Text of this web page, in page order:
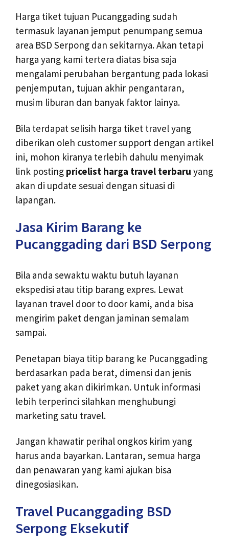
Harga tiket tujuan Pucanggading sudah
termasuk layanan jemput penumpang semua
area BSD Serpong dan sekitarnya. Akan tetapi
harga yang kami tertera diatas bisa saja
mengalami perubahan bergantung pada lokasi
penjemputan, tujuan akhir pengantaran,
musim liburan dan banyak faktor lainya.
Bila terdapat selisih harga tiket travel yang
diberikan oleh customer support dengan artikel
ini, mohon kiranya terlebih dahulu menyimak
link posting pricelist harga travel terbaru yang
akan di update sesuai dengan situasi di
lapangan.
Jasa Kirim Barang ke
Pucanggading dari BSD Serpong
Bila anda sewaktu waktu butuh layanan
ekspedisi atau titip barang expres. Lewat
layanan travel door to door kami, anda bisa
mengirim paket dengan jaminan semalam
sampai.
Penetapan biaya titip barang ke Pucanggading
berdasarkan pada berat, dimensi dan jenis
paket yang akan dikirimkan. Untuk informasi
lebih terperinci silahkan menghubungi
marketing satu travel.
Jangan khawatir perihal ongkos kirim yang
harus anda bayarkan. Lantaran, semua harga
dan penawaran yang kami ajukan bisa
dinegosiasikan.
Travel Pucanggading BSD
Serpong Eksekutif